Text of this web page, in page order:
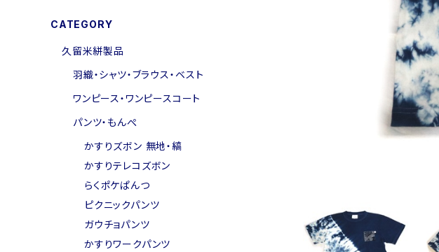
CATEGORY
久留米絣製品
羽織・シャツ・ブラウス・ベスト
ワンピース・ワンピースコート
パンツ・もんぺ
かすりズボン 無地・縞
かすりテレコズボン
らくポケぱんつ
ピクニックパンツ
ガウチョパンツ
かすりワークパンツ